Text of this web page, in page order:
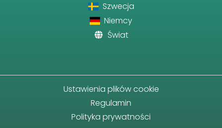
Szwecja
Niemcy
Świat
Ustawienia plików cookie
Regulamin
Polityka prywatności